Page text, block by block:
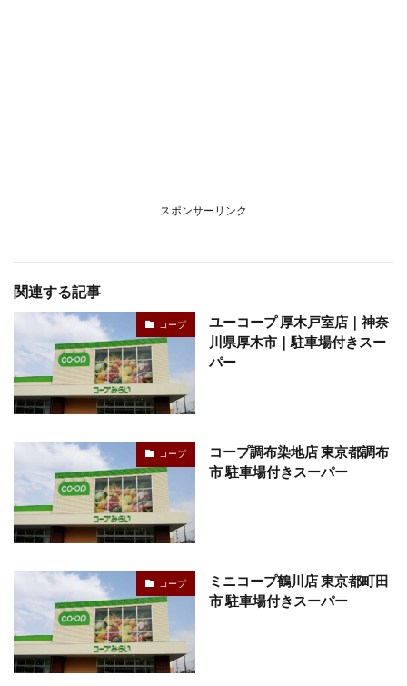
スポンサーリンク
関連する記事
コープ
ユーコープ 厚木戸室店｜神奈
川県厚木市｜駐車場付きスー
パー
コープ
コープ調布染地店 東京都調布
市 駐車場付きスーパー
コープ
ミニコープ鶴川店 東京都町田
市 駐車場付きスーパー